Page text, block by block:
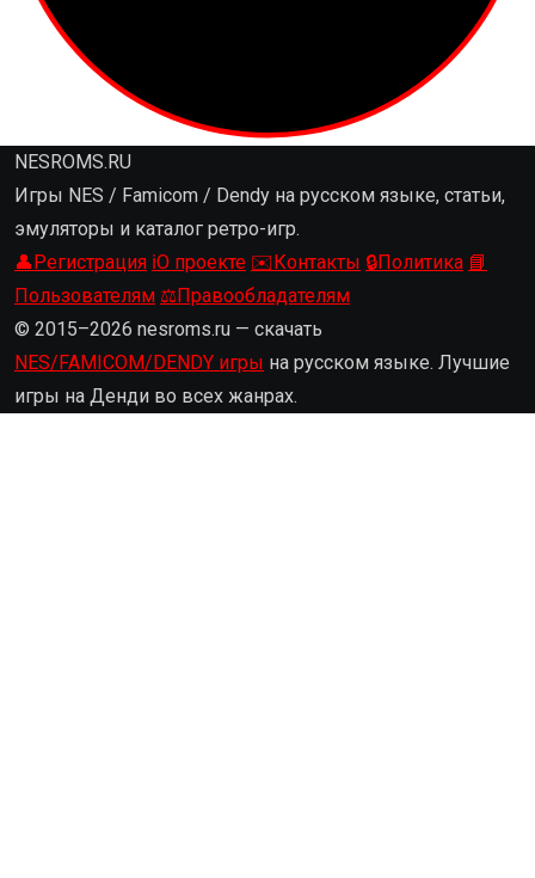
NESROMS.RU
Игры NES / Famicom / Dendy на русском языке, статьи,
эмуляторы и каталог ретро-игр.
👤Регистрация ℹ️О проекте ✉️Контакты 🔒Политика 📘
Пользователям ⚖️Правообладателям
© 2015–2026 nesroms.ru — скачать
NES/FAMICOM/DENDY игры на русском языке. Лучшие
игры на Денди во всех жанрах.